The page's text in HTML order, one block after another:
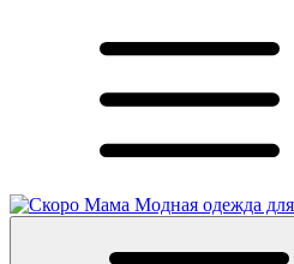
Модная одежда